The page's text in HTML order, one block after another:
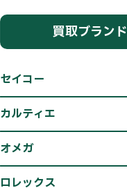
買取ブランド
セイコー
カルティエ
オメガ
ロレックス